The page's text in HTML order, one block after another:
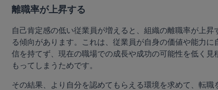
離職率が上昇する
自己肯定感の低い従業員が増えると、組織の離職率が上昇
る傾向があります。これは、従業員が自身の価値や能力に
信を持てず、現在の職場での成長や成功の可能性を低く見
もってしまうためです。
その結果、より自分を認めてもらえる環境を求めて、転職